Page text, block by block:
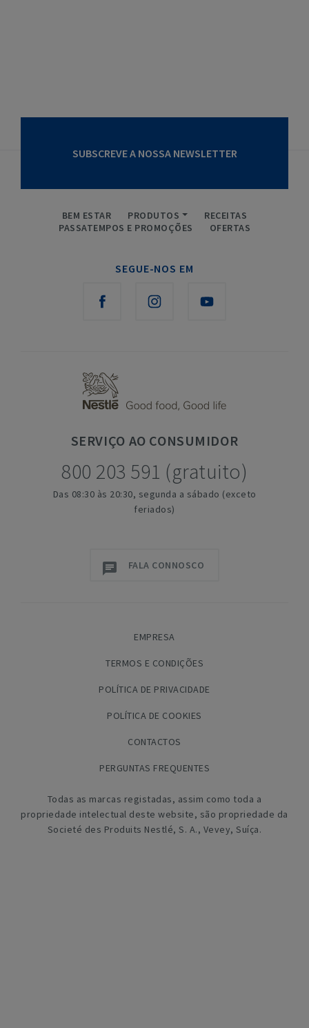
SUBSCREVE A NOSSA NEWSLETTER
BEM ESTAR PRODUTOS
RECEITAS
PASSATEMPOS E PROMOÇÕES
OFERTAS
SEGUE-NOS EM
SERVIÇO AO CONSUMIDOR
800 203 591 (gratuito)
Das 08:30 às 20:30, segunda a sábado (exceto
feriados)
FALA CONNOSCO
EMPRESA
TERMOS E CONDIÇÕES
POLÍTICA DE PRIVACIDADE
POLÍTICA DE COOKIES
CONTACTOS
PERGUNTAS FREQUENTES
Todas as marcas registadas, assim como toda a
propriedade intelectual deste website, são propriedade da
Societé des Produits Nestlé, S. A., Vevey, Suíça.